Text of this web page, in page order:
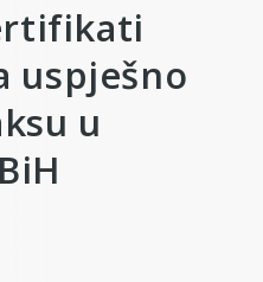
uspješno
u